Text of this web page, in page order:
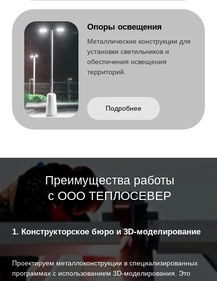
6. Нанесение огнезащиты
Все заготовки и готовые элементы металлоконструкций
хранятся с адресной системой размещения. Это исключает
5. Адресное хранение и организация
складского учета
геометрию, сварные швы и качество покрытия на всех
стадиях производства.
4. Собственная лаборатория и отдел
Перед покраской металл проходит дробеструйную
обработку, что обеспечивает качественное сцепление
покрытия и повышает срок службы конструкции.
3. Дробеструйная очистка поверхности
Используем станки с числовым программным управлением
для высокой точности раскроя и сверления металла. Это
ускоряет процесс и снижает вероятность брака.